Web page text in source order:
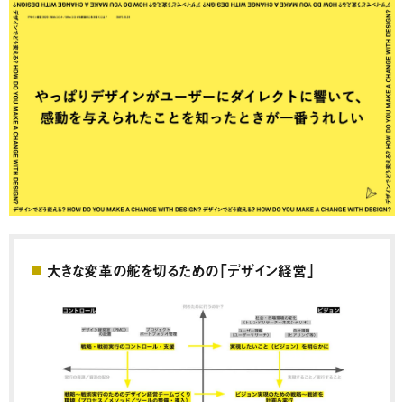
大きな変革の舵を切るための「デザイン経営」